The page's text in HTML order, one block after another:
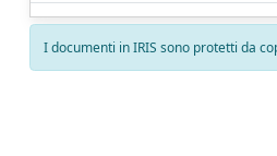
I documenti in IRIS sono protetti da